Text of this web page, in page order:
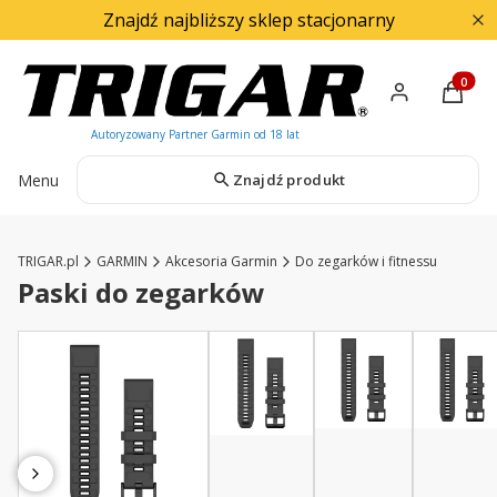
Znajdź najbliższy sklep stacjonarny
Menu Znajdź produkt
TRIGAR.pl GARMIN Akcesoria Garmin Do zegarków i fitnessu
Paski do zegarków